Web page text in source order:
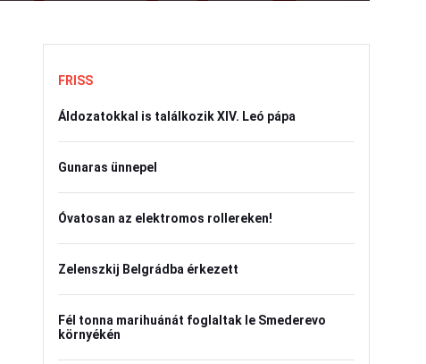
FRISS
Áldozatokkal is találkozik XIV. Leó pápa
Gunaras ünnepel
Óvatosan az elektromos rollereken!
Zelenszkij Belgrádba érkezett
Fél tonna marihuánát foglaltak le Smederevo
környékén